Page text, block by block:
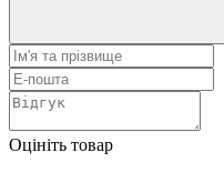
Оцініть товар